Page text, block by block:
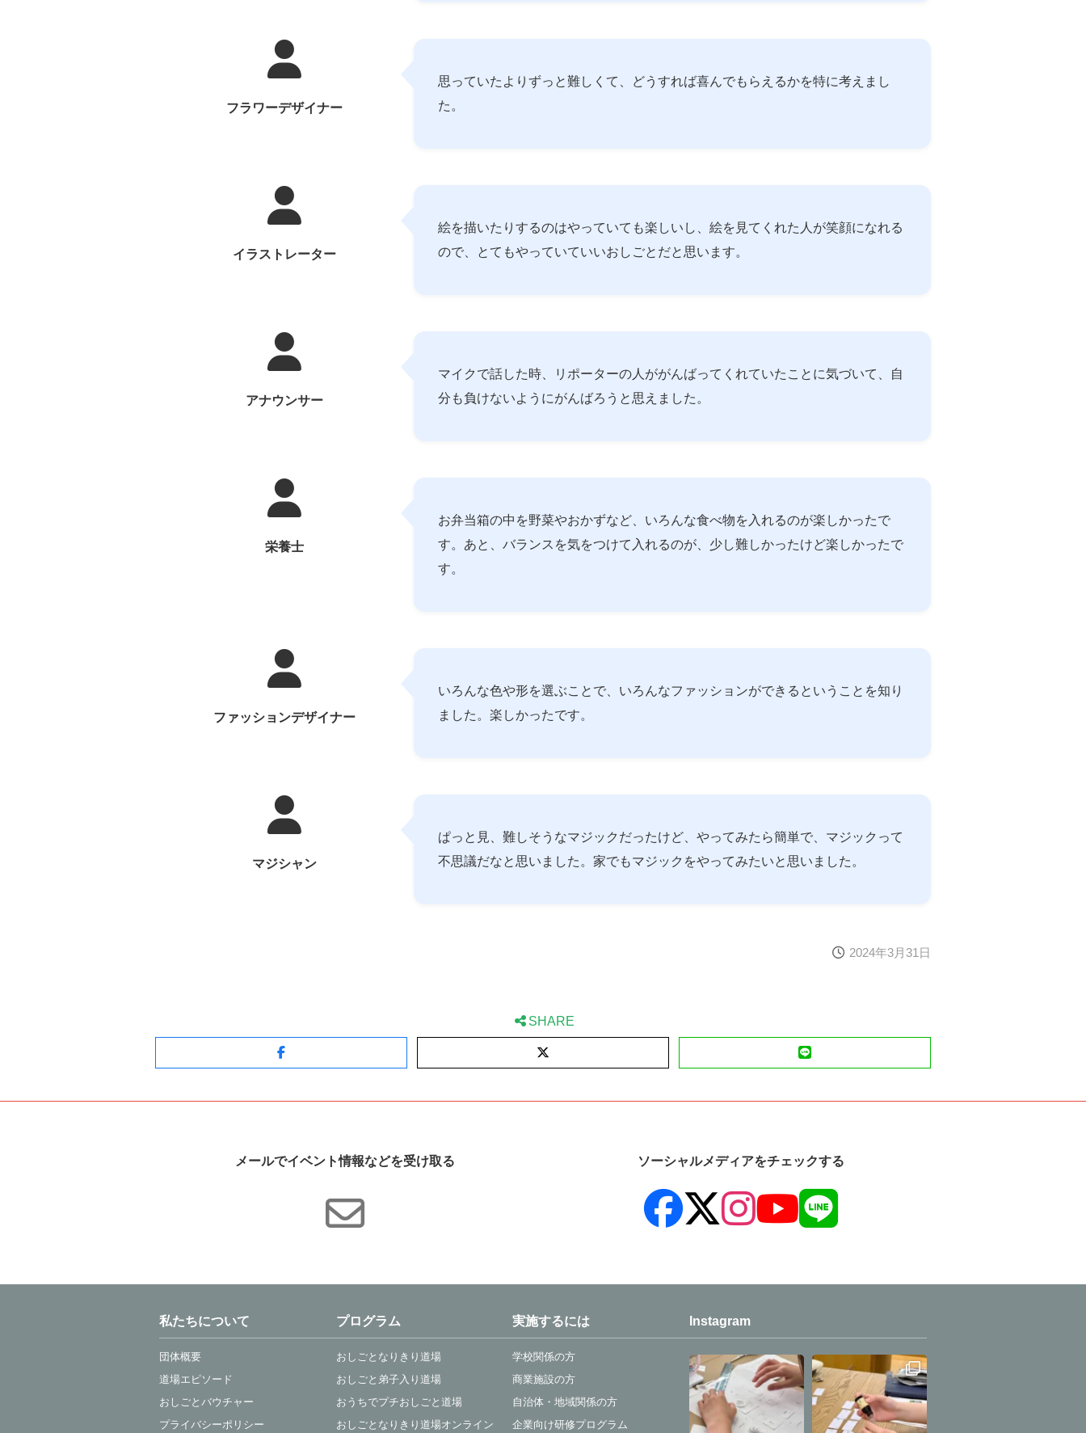
フラワーデザイナー
思っていたよりずっと難しくて、どうすれば喜んでもらえるかを特に考えまし
た。
イラストレーター
絵を描いたりするのはやっていても楽しいし、絵を見てくれた人が笑顔になれる
ので、とてもやっていていいおしごとだと思います。
アナウンサー
マイクで話した時、リポーターの人ががんばってくれていたことに気づいて、自
分も負けないようにがんばろうと思えました。
栄養士
お弁当箱の中を野菜やおかずなど、いろんな食べ物を入れるのが楽しかったで
す。あと、バランスを気をつけて入れるのが、少し難しかったけど楽しかったで
す。
ファッションデザイナー
いろんな色や形を選ぶことで、いろんなファッションができるということを知り
ました。楽しかったです。
マジシャン
ぱっと見、難しそうなマジックだったけど、やってみたら簡単で、マジックって
不思議だなと思いました。家でもマジックをやってみたいと思いました。
2024年3月31日
SHARE
Facebook LINE
メールでイベント情報などを受け取る ソーシャルメディアをチェックする
私たちについて
団体概要
道場エピソード
おしごとバウチャー
プライバシーポリシー
プログラム
おしごとなりきり道場
おしごと弟子入り道場
おうちでプチおしごと道場
おしごとなりきり道場オンライン
実施するには
学校関係の方
商業施設の方
自治体・地域関係の方
企業向け研修プログラム
Instagram